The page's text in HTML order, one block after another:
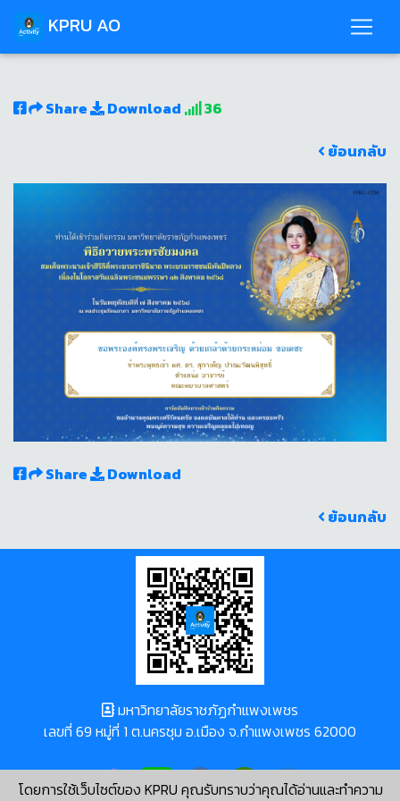
KPRU AO
Share Download
36
ย้อนกลับ
Share
Download
ย้อนกลับ
โดยการใช้เว็บไซต์ของ KPRU คุณรับทราบว่าคุณได้อ่านและทำความ
มหาวิทยาลัยราชภัฏกำแพงเพชร
เลขที่ 69 หมู่ที่ 1 ต.นครชุม อ.เมือง จ.กำแพงเพชร 62000